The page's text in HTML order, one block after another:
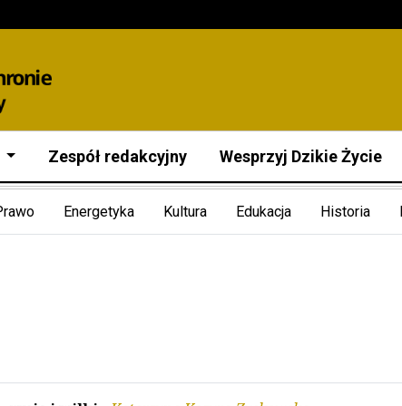
Zespół redakcyjny Wesprzyj Dzikie Życie
Energetyka Kultura Edukacja Historia